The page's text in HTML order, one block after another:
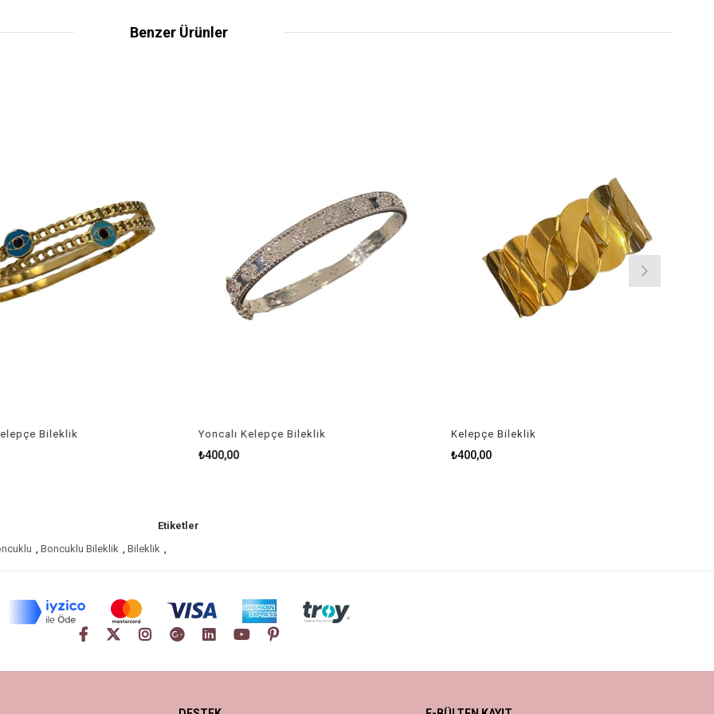
Benzer Ürünler
Bileklik Yoncalı Kelepçe Bileklik
₺400,00
Kelepçe Bileklik
₺400,00
Etiketler
, Boncuklu Bileklik , Bileklik ,